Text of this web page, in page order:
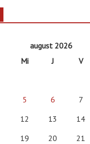
august 2026
Mi J V
5 6 7
12 13 14
19 20 21